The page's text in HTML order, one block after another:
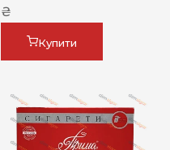
₴
Купити